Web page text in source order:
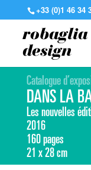
+33 (0)1 46 34
robaglia
design
Catalogue
DANS LA
Les nouvelles
2016
160 pages
21 x 28 cm